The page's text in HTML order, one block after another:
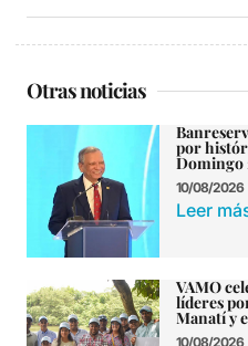
Otras noticias
por
Domingo
10/08/2026
Leer
VAMO
líderes
Manatí y
10/08/2026